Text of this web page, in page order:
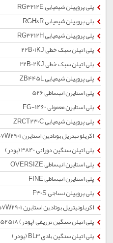
پلی پروپیلن شیمیایی RG3212E
پلی پروپیلن شیمیایی RGH&R
پلی پروپیلن شیمیایی RG3212H
پلی اتیلن سبک خطی 22B01KJ
پلی اتیلن سبک خطی 22B02KJ
پلی پروپیلن شیمیایی ZB445L
پلی استایرن انبساطی 526
پلی استایرن معمولی 1460-FG
پلی پروپیلن شیمیایی ZRCT230C
اکریلو نیتریل بوتادین استایرن SV0157W2901
پلی اتیلن سنگین دورانی 3840 (پودر)
پلی استایرن انبساطی OVERSIZE
پلی استایرن انبساطی FINE
پلی پروپیلن نساجی F30S
اکریلونیتریل بوتادین استایرن SV0157W2901
پلی اتیلن سنگین تزریقی (پودر) 52518
پلی اتیلن سنگین بادی BL3 (پودر)